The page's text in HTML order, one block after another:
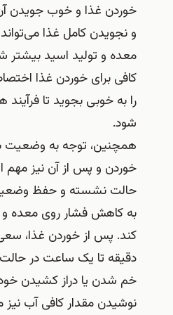
خوردن غذا و خوب جویدن
و نجویدن کامل غذا
معده و تولید اسید
کافی برای خوردن غذا
را به خوبی بجوید تا
شود.
همچنین، توجه به وضعیت
خوردن و پس از آن نیز
حالت نشسته و حفظ
به کاهش فشار روی معده
دقیقه تا یک ساعت در
خم شدن یا دراز کشیدن
نوشیدن مقدار کافی آب